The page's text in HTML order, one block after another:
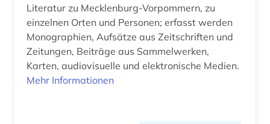
luxemburg (2)
län blekinge (1)
län gävleborg (1)
Literatur zu Mecklenburg-Vorpommern, zu
einzelnen Orten und Personen; erfasst werden
Monographien, Aufsätze aus Zeitschriften und
Zeitungen, Beiträge aus Sammelwerken,
Karten, audiovisuelle und elektronische Medien.
Mehr Informationen